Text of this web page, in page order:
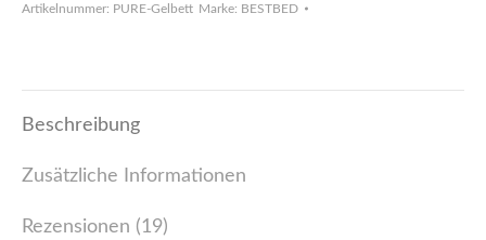
Artikelnummer: PURE-Gelbett Marke: BESTBED
Beschreibung
Zusätzliche Informationen
Rezensionen (19)